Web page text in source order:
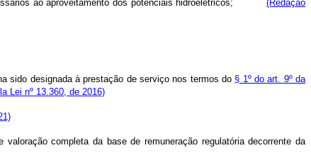
ao aproveitamento dos potenciais hidroelétricos;(Redação
sido designada à prestação de serviço nos termos do § 1º do art. 9º da
Lei nº 13.360, de 2016)
completa da base de remuneração regulatória decorrente da